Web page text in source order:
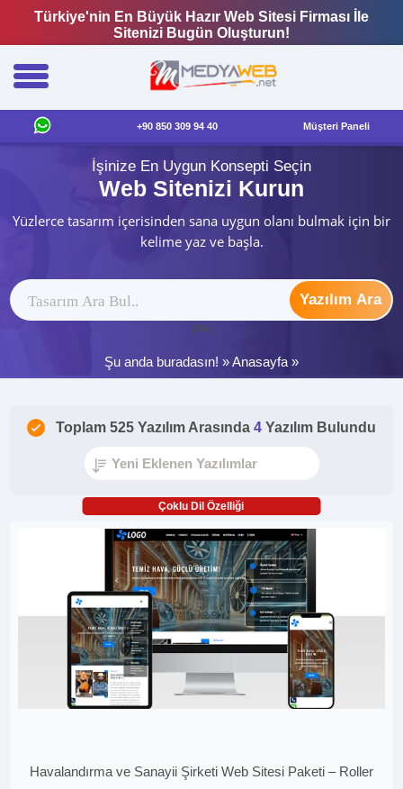
Türkiye'nin En Büyük Hazır Web Sitesi Firması İle
Sitenizi Bugün Oluşturun!
+90 850 309 94 40 Müşteri Paneli
İşinize En Uygun Konsepti Seçin
Web Sitenizi Kurun
Yüzlerce tasarım içerisinden sana uygun olanı bulmak için bir
kelime yaz ve başla.
Yazılım Ara
ytag
Şu anda buradasın! »Anasayfa »
Toplam 525 Yazılım Arasında 4 Yazılım Bulundu
Çoklu Dil Özelliği
Havalandırma ve Sanayii Şirketi Web Sitesi Paketi – Roller